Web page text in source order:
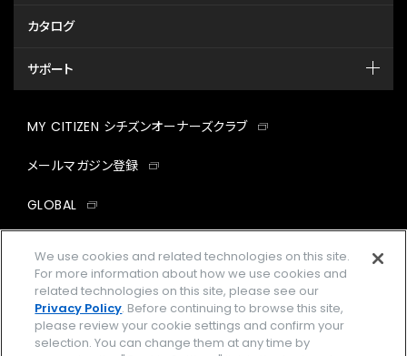
カタログ
サポート
MY CITIZEN シチズンオーナーズクラブ
メールマガジン登録
GLOBAL
facebookinstagramtwitter
企業情報 ご利用規約
We use cookies and related technologies on this site.
For more information about how we use cookies and
related technologies on this site, please see our
Privacy Policy. Before continuing to browse this site,
please review your cookie settings and confirm your
selection. You can change them at any time by